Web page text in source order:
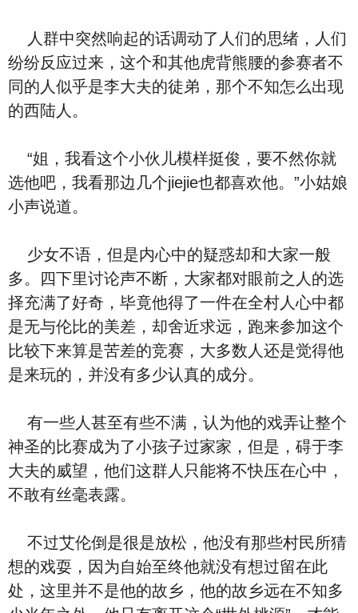
人群中突然响起的话调动了人们的思绪，人们
纷纷反应过来，这个和其他虎背熊腰的参赛者不
同的人似乎是李大夫的徒弟，那个不知怎么出现
的西陆人。
“姐，我看这个小伙儿模样挺俊，要不然你就
选他吧，我看那边几个jiejie也都喜欢他。”小姑娘
小声说道。
少女不语，但是内心中的疑惑却和大家一般
多。四下里讨论声不断，大家都对眼前之人的选
择充满了好奇，毕竟他得了一件在全村人心中都
是无与伦比的美差，却舍近求远，跑来参加这个
比较下来算是苦差的竞赛，大多数人还是觉得他
是来玩的，并没有多少认真的成分。
有一些人甚至有些不满，认为他的戏弄让整个
神圣的比赛成为了小孩子过家家，但是，碍于李
大夫的威望，他们这群人只能将不快压在心中，
不敢有丝毫表露。
不过艾伦倒是很是放松，他没有那些村民所猜
想的戏耍，因为自始至终他就没有想过留在此
处，这里并不是他的故乡，他的故乡远在不知多